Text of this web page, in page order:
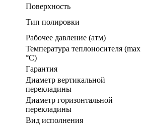
Поверхность
Тип полировки
Рабочее давление (атм)
Температура теплоносителя (max
°C)
Гарантия
Диаметр вертикальной
перекладины
Диаметр горизонтальной
перекладины
Вид исполнения